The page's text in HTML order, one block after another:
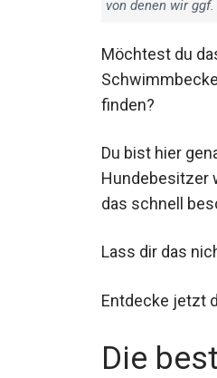
von denen wir
Möchtest du
finden?
Du bist hier
Hundebesitzer
das schnell
Lass dir das
Entdecke jetzt
Die